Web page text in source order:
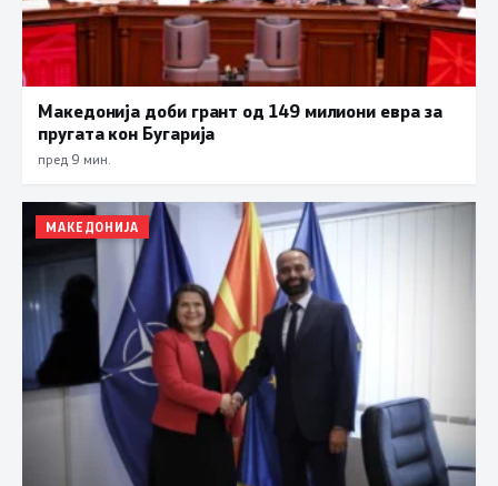
Македонија доби грант од 149 милиони евра за
пругата кон Бугарија
пред 9 мин.
МАКЕДОНИЈА